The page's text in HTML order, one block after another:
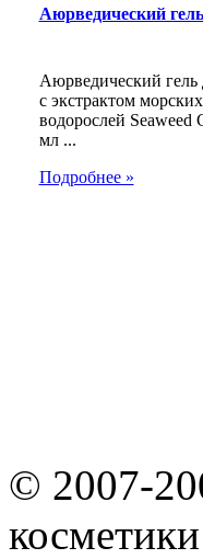
Аюрведический
Аюрведический гель
с экстрактом морских
водорослей Seaweed
мл ...
Подробнее »
© 2007-